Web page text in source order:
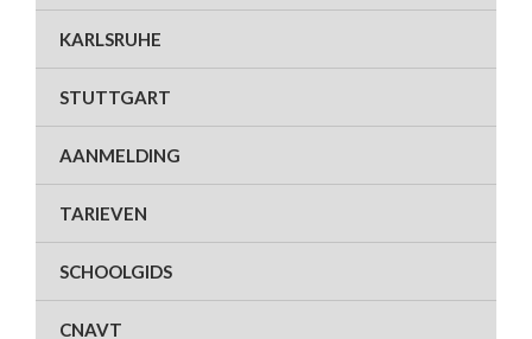
KARLSRUHE
STUTTGART
AANMELDING
TARIEVEN
SCHOOLGIDS
CNAVT